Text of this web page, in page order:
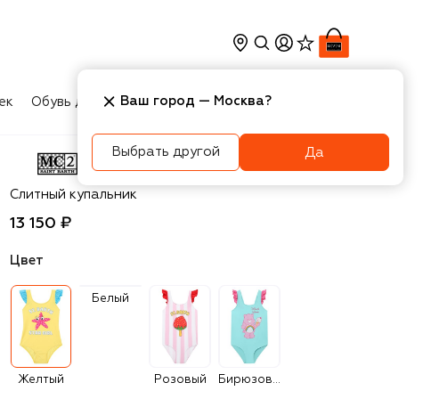
Обувь для мальчиков Игрушки Аксесcуары
MC2 Saint Barth
Слитный купальник
13 150 ₽
Цвет
Желтый
Белый
Розовый Бирюзовый
Ваш город — Москва?
Выбрать другой Да